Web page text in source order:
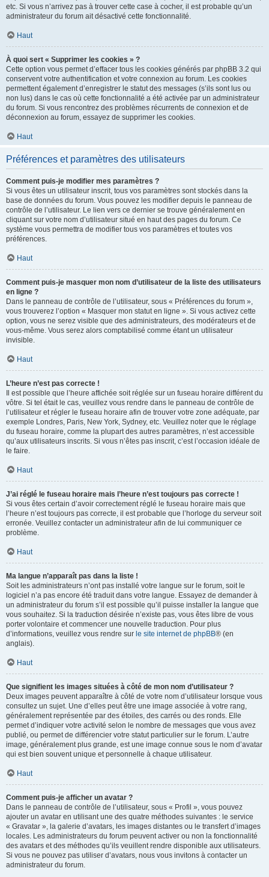
etc. Si vous n’arrivez pas à trouver cette case à cocher, il est probable qu’un
administrateur du forum ait désactivé cette fonctionnalité.
Haut
À quoi sert « Supprimer les cookies » ?
Cette option vous permet d’effacer tous les cookies générés par phpBB 3.2 qui
conservent votre authentification et votre connexion au forum. Les cookies
permettent également d’enregistrer le statut des messages (s’ils sont lus ou
non lus) dans le cas où cette fonctionnalité a été activée par un administrateur
du forum. Si vous rencontrez des problèmes récurrents de connexion et de
déconnexion au forum, essayez de supprimer les cookies.
Haut
Préférences et paramètres des utilisateurs
Comment puis-je modifier mes paramètres ?
Si vous êtes un utilisateur inscrit, tous vos paramètres sont stockés dans la
base de données du forum. Vous pouvez les modifier depuis le panneau de
contrôle de l’utilisateur. Le lien vers ce dernier se trouve généralement en
cliquant sur votre nom d’utilisateur situé en haut des pages du forum. Ce
système vous permettra de modifier tous vos paramètres et toutes vos
préférences.
Haut
Comment puis-je masquer mon nom d’utilisateur de la liste des utilisateurs
en ligne ?
Dans le panneau de contrôle de l’utilisateur, sous « Préférences du forum »,
vous trouverez l’option « Masquer mon statut en ligne ». Si vous activez cette
option, vous ne serez visible que des administrateurs, des modérateurs et de
vous-même. Vous serez alors comptabilisé comme étant un utilisateur
invisible.
Haut
L’heure n’est pas correcte !
Il est possible que l’heure affichée soit réglée sur un fuseau horaire différent du
vôtre. Si tel était le cas, veuillez vous rendre dans le panneau de contrôle de
l’utilisateur et régler le fuseau horaire afin de trouver votre zone adéquate, par
exemple Londres, Paris, New York, Sydney, etc. Veuillez noter que le réglage
du fuseau horaire, comme la plupart des autres paramètres, n’est accessible
qu’aux utilisateurs inscrits. Si vous n’êtes pas inscrit, c’est l’occasion idéale de
le faire.
Haut
J’ai réglé le fuseau horaire mais l’heure n’est toujours pas correcte !
Si vous êtes certain d’avoir correctement réglé le fuseau horaire mais que
l’heure n’est toujours pas correcte, il est probable que l’horloge du serveur soit
erronée. Veuillez contacter un administrateur afin de lui communiquer ce
problème.
Haut
Ma langue n’apparaît pas dans la liste !
Soit les administrateurs n’ont pas installé votre langue sur le forum, soit le
logiciel n’a pas encore été traduit dans votre langue. Essayez de demander à
un administrateur du forum s’il est possible qu’il puisse installer la langue que
vous souhaitez. Si la traduction désirée n’existe pas, vous êtes libre de vous
porter volontaire et commencer une nouvelle traduction. Pour plus
d’informations, veuillez vous rendre sur le site internet de phpBB® (en
anglais).
Haut
Que signifient les images situées à côté de mon nom d’utilisateur ?
Deux images peuvent apparaître à côté de votre nom d’utilisateur lorsque vous
consultez un sujet. Une d’elles peut être une image associée à votre rang,
généralement représentée par des étoiles, des carrés ou des ronds. Elle
permet d’indiquer votre activité selon le nombre de messages que vous avez
publié, ou permet de différencier votre statut particulier sur le forum. L’autre
image, généralement plus grande, est une image connue sous le nom d’avatar
qui est bien souvent unique et personnelle à chaque utilisateur.
Haut
Comment puis-je afficher un avatar ?
Dans le panneau de contrôle de l’utilisateur, sous « Profil », vous pouvez
ajouter un avatar en utilisant une des quatre méthodes suivantes : le service
« Gravatar », la galerie d’avatars, les images distantes ou le transfert d’images
locales. Les administrateurs du forum peuvent activer ou non la fonctionnalité
des avatars et des méthodes qu’ils veuillent rendre disponible aux utilisateurs.
Si vous ne pouvez pas utiliser d’avatars, nous vous invitons à contacter un
administrateur du forum.